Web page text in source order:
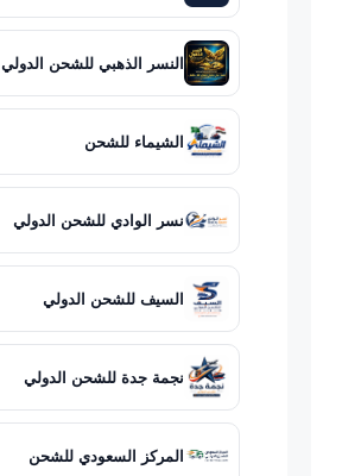
النسر الذهبي للشحن الدولي
الشيماء للشحن
نسر الوادي للشحن الدولي
السيف للشحن الدولي
نجمة جدة للشحن الدولي
المركز السعودي للشحن